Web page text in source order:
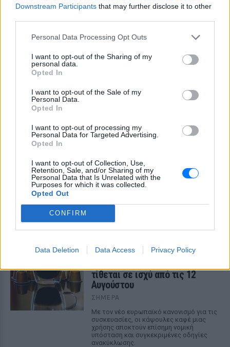
Downstream Participants that may further disclose it to other
Personal Data Processing Opt Outs
I want to opt-out of the Sharing of my
personal data.
Opted In
I want to opt-out of the Sale of my
Personal Data.
Opted In
I want to opt-out of processing my
Personal Data for Targeted Advertising.
Opted In
I want to opt-out of Collection, Use,
Retention, Sale, and/or Sharing of my
Personal Data that Is Unrelated with the
Purposes for which it was collected.
Opted Out
CONFIRM
Data Deletion Data Access Privacy Policy
ΔΕΙΤΕ ΕΠΙΣΗΣ
ΣΤΗΝ ΙΔΙΑ ΚΑΤΗΓΟΡΙΑ
Τι αλλάζει στις κάψουλες
τίθεται σε ισχύ από τις 12
Αυγούστου
ΣΉΜΕΡΑ
Με τον νέο ευρωπαϊκό κανονισμό για τις
συσκευασίες, οι κάψουλες καφέ μιας
χρήσης αποκτούν επίσημη νομική
υπόσταση και συγκεκριμένες οδηγίες
ανακύκλωσης.